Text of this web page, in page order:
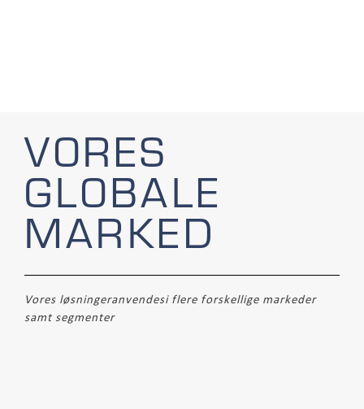
VORES
GLOBALE
MARKED
Vores løsningeranvendesi flere forskellige markeder
samt segmenter